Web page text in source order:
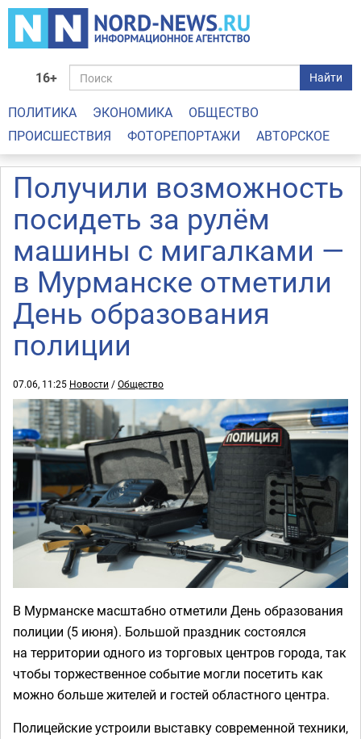
16+ Найти
ПОЛИТИКА ЭКОНОМИКА
ОБЩЕСТВО
ПРОИСШЕСТВИЯ
ФОТОРЕПОРТАЖИ АВТОРСКОЕ
Получили возможность
посидеть за рулём
машины с мигалками —
в Мурманске отметили
День образования
полиции
07.06, 11:25 Новости /Общество
В Мурманске масштабно отметили День образования
полиции (5 июня). Большой праздник состоялся
на территории одного из торговых центров города, так
чтобы торжественное событие могли посетить как
можно больше жителей и гостей областного центра.
Полицейские устроили выставку современной техники,